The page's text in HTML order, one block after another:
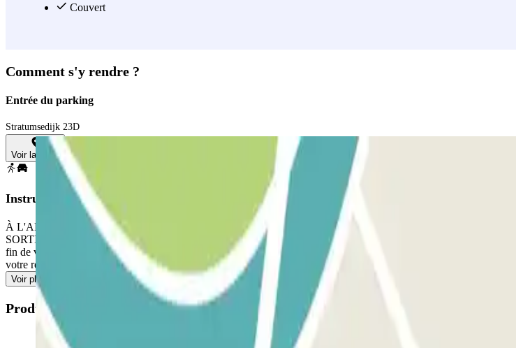
Couvert
Comment s'y rendre ?
Entrée du parking
Stratumsedijk 23D
Voir la carte
Instructions
À L'ARRIVÉE : Depuis l'appli ou via le lien dans votre réservation, utilisez le bouton prévu pour ouvrir l'entrée.
SORTIE : Une fois que vous vous serez entré, vous recevrez le bouton pour ouvrir la sortie et les portes piétonnes,
fin de votre réservation pour quitter le parking. Si vous dépassez le temps réservé et les 15 minutes
votre réservation. N'oubliez pas de le faire avant de vous diriger vers la sortie pour éviter les files d'attente.
Voir plus
Produits disponibles